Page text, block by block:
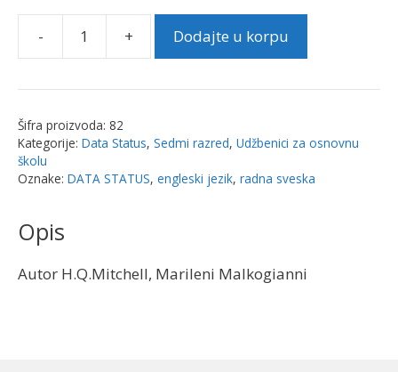
-
TOP
2030
radna
razred
+ Dodajte u korpu
Šifra proizvoda: 82
Kategorije: Data Status, Sedmi razred, Udžbenici za osnovnu
školu
Oznake: DATA STATUS, engleski jezik, radna sveska
Opis
Autor H.Q.Mitchell, Marileni Malkogianni